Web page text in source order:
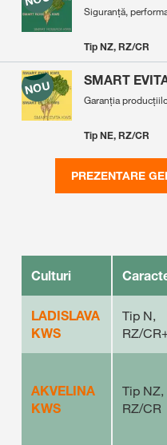
Siguranță,
Tip NZ, RZ/CR
SMART
Garanția
Tip NE, RZ/CR
PREZENTARE
Culturi
LADISLAVA
KWS
Tip N,
RZ/
AKVELINA
KWS
Tip NZ,
RZ/CR